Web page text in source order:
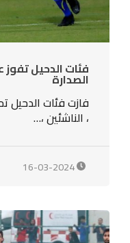
فئات الدحيل
الصدارة
، الناشئين ،…
16-03-2024